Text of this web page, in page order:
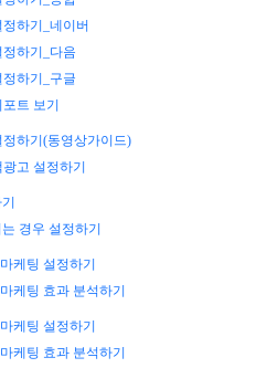
하기_네이버
하기_다음
하기_구글
트 보기
하기(동영상가이드)
고 설정하기
경우 설정하기
케팅 설정하기
케팅 효과 분석하기
케팅 설정하기
케팅 효과 분석하기